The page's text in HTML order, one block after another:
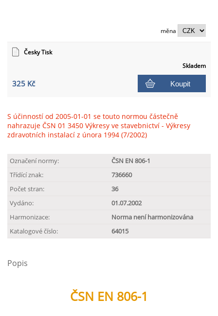
měna
Česky Tisk
Skladem
325 Kč Koupit
S účinností od 2005-01-01 se touto normou částečně
nahrazuje ČSN 01 3450 Výkresy ve stavebnictví - Výkresy
zdravotních instalací z února 1994 (7/2002)
Označení normy:
ČSN EN 806-1
Třídící znak:
736660
Počet stran:
36
Vydáno:
01.07.2002
Harmonizace:
Norma není harmonizována
Katalogové číslo:
64015
Popis
ČSN EN 806-1